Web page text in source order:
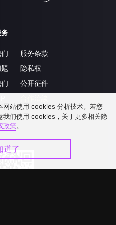
务
服务条款
隐私权
公开征件
网站使用 cookies 分析技术。若您
我们使用 cookies，关于更多相关隐
政策。
道了